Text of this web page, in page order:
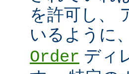
を許可し、
いるように、
Order ディ